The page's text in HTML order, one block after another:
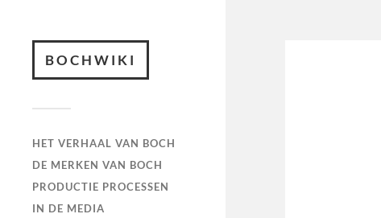
BOCHWIKI
HET VERHAAL VAN BOCH
DE MERKEN VAN BOCH
PRODUCTIE PROCESSEN
IN DE MEDIA